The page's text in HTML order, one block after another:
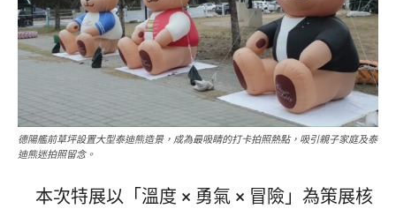
德陽艦前草坪設置大型泰迪熊造景，成為最吸睛的打卡拍照熱點，吸引親子家庭及泰
迪熊迷拍照留念。
本次特展以「溫度 × 勇氣 × 冒險」為策展核